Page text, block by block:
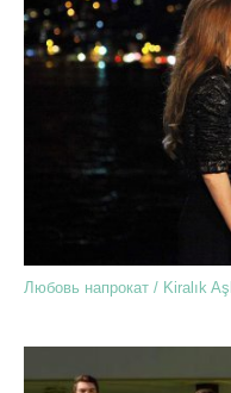
Любовь напрокат / Kiralık